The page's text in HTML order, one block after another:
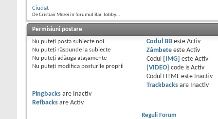
Ciudat
De Cristian Mezei în forumul Bar, lobby...
Permisiuni postare
Nu puteţi posta subiecte noi.
Nu puteţi răspunde la subiecte
Nu puteţi adăuga ataşamente
Nu puteţi modifica posturile proprii
Codul BBeste Activ
Zâmbeteeste Activ
Codul
[IMG] este Activ
[VIDEO] code is Activ
Codul HTML este
Inactiv
Trackbacksare
Inactiv
Pingbacks are
Inactiv
Refbacks are Activ
Reguli Forum